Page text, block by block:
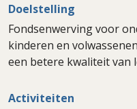
Doelstelling
Fondsenwerving voor
kinderen en
een betere kwaliteit van
Activiteiten